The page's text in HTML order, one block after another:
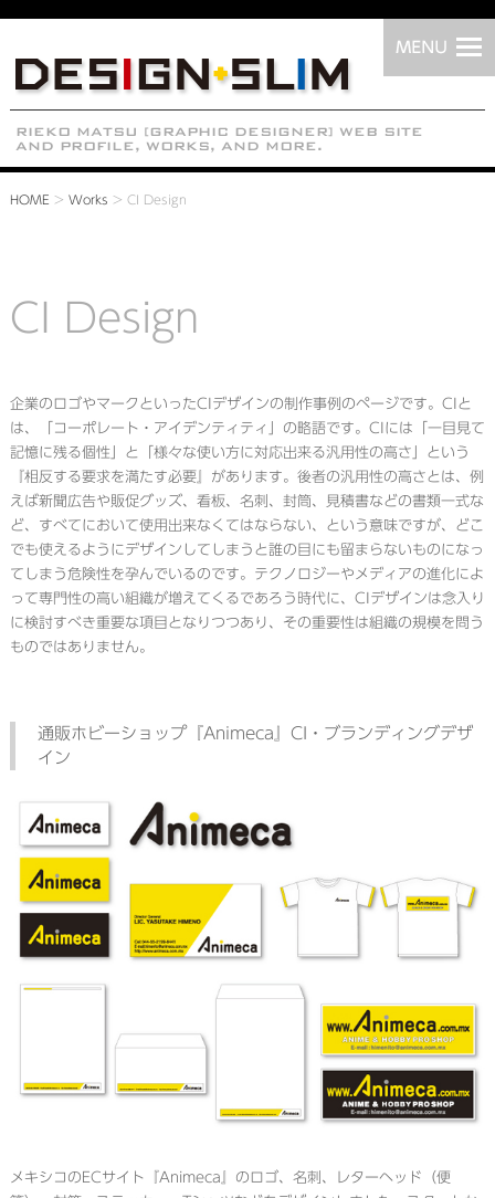
HOME > Works > CI Design
CI Design
企業のロゴやマークといったCIデザインの制作事例のページです。CIと
は、「コーポレート・アイデンティティ」の略語です。CIには「一目見て
記憶に残る個性」と「様々な使い方に対応出来る汎用性の高さ」という
『相反する要求を満たす必要』があります。後者の汎用性の高さとは、例
えば新聞広告や販促グッズ、看板、名刺、封筒、見積書などの書類一式な
ど、すべてにおいて使用出来なくてはならない、という意味ですが、どこ
でも使えるようにデザインしてしまうと誰の目にも留まらないものになっ
てしまう危険性を孕んでいるのです。テクノロジーやメディアの進化によ
って専門性の高い組織が増えてくるであろう時代に、CIデザインは念入り
に検討すべき重要な項目となりつつあり、その重要性は組織の規模を問う
ものではありません。
通販ホビーショップ『Animeca』CI・ブランディングデザ
イン
メキシコのECサイト『Animeca』のロゴ、名刺、レターヘッド（便